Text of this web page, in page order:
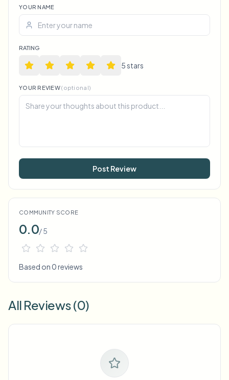
YOUR NAME
RATING
5stars
YOUR REVIEW(optional)
Post Review
COMMUNITY SCORE
0.0/ 5
Based on 0 reviews
All Reviews (0)